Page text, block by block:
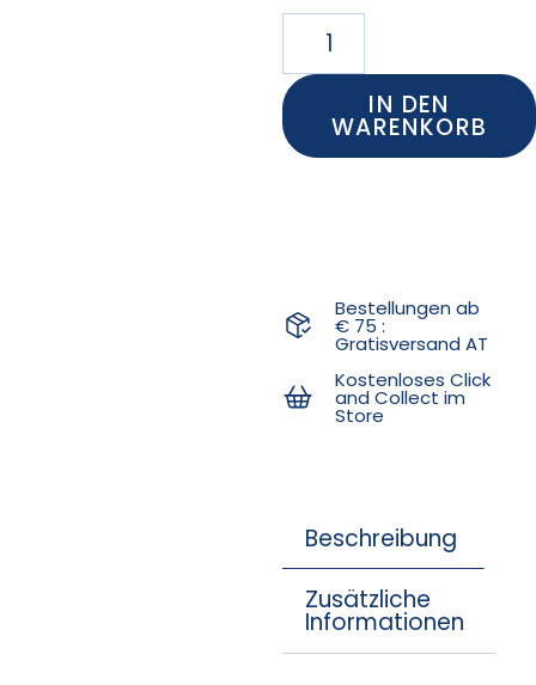
IN DEN
WARENKORB
Bestellungen ab
€ 75 :
Gratisversand AT
Kostenloses Click
and Collect im
Store
Beschreibung
Zusätzliche
Informationen